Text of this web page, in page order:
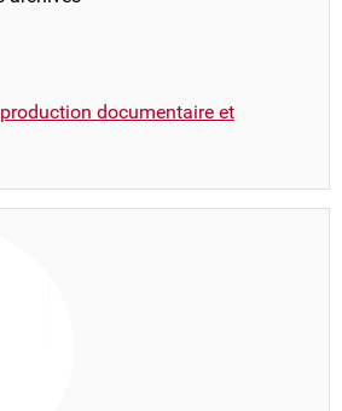
documentaire et